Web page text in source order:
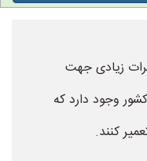
زیادی جهت
وجود دارد که
کنند.